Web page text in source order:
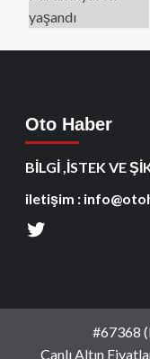
Oto Haber
BİLGİ ,İSTEK VE
iletişim :
#67368
Canlı Altın